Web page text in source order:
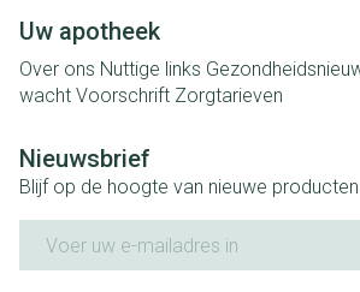
Uw apotheek
Over ons Nuttige links
wacht Voorschrift Zorgtarieven
Nieuwsbrief
Blijf op de hoogte van nieuwe